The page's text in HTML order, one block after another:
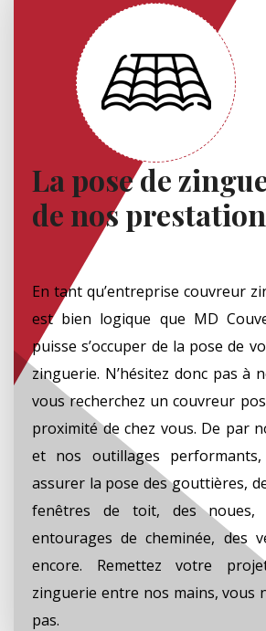
La pose de
de nos
En tant qu’entreprise couvreur
est bien logique que MD
puisse s’occuper de la pose de
zinguerie. N’hésitez donc pas à
vous recherchez un couvreur
proximité de chez vous. De par
et nos outillages
assurer la pose des gouttières,
fenêtres de toit, des noues,
entourages de cheminée, des
encore. Remettez votre
zinguerie entre nos mains, vous
pas.